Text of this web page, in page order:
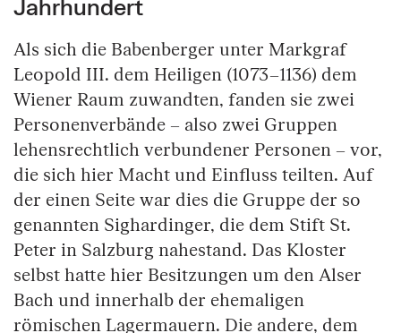
Jahrhundert
Als sich die Babenberger unter Markgraf
Leopold III. dem Heiligen (1073–1136) dem
Wiener Raum zuwandten, fanden sie zwei
Personenverbände – also zwei Gruppen
lehensrechtlich verbundener Personen – vor,
die sich hier Macht und Einfluss teilten. Auf
der einen Seite war dies die Gruppe der so
genannten Sighardinger, die dem Stift St.
Peter in Salzburg nahestand. Das Kloster
selbst hatte hier Besitzungen um den Alser
Bach und innerhalb der ehemaligen
römischen Lagermauern. Die andere, dem